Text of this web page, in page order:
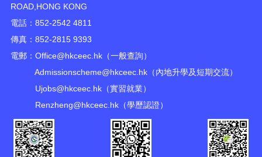
ROAD,HONG KONG
電話：852-2542 4811
傳真：852-2815 9393
電郵： Office@hkceec.hk（一般查詢）
Admissionscheme@hkceec.hk（內地升學及短期交流）
Ujobs@hkceec.hk（實習就業）
Renzheng@hkceec.hk（學歷認證）